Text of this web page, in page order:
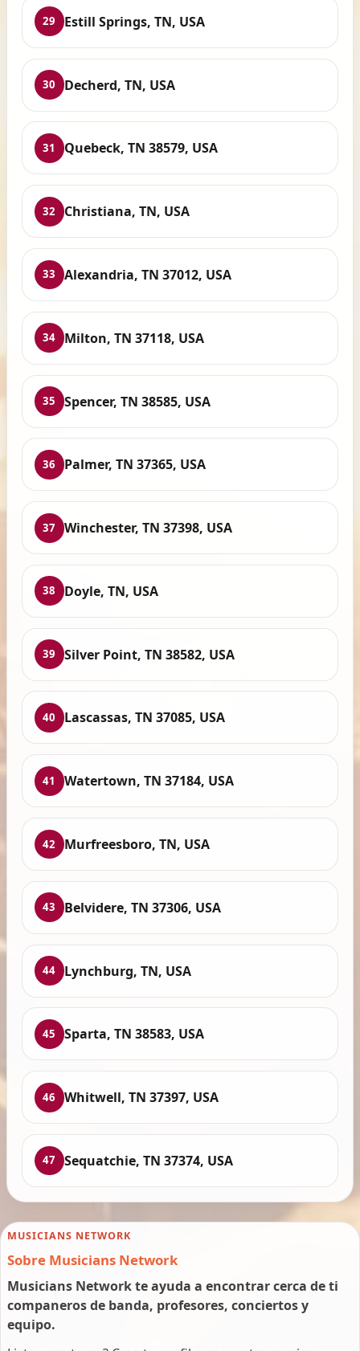
29 Estill Springs, TN, USA
30 Decherd, TN, USA
31 Quebeck, TN 38579, USA
32 Christiana, TN, USA
33 Alexandria, TN 37012, USA
34 Milton, TN 37118, USA
35 Spencer, TN 38585, USA
36 Palmer, TN 37365, USA
37 Winchester, TN 37398, USA
38 Doyle, TN, USA
39 Silver Point, TN 38582, USA
40 Lascassas, TN 37085, USA
41 Watertown, TN 37184, USA
42 Murfreesboro, TN, USA
43 Belvidere, TN 37306, USA
44 Lynchburg, TN, USA
45 Sparta, TN 38583, USA
46 Whitwell, TN 37397, USA
47 Sequatchie, TN 37374, USA
MUSICIANS NETWORK
Sobre Musicians Network
Musicians Network te ayuda a encontrar cerca de ti
companeros de banda, profesores, conciertos y
equipo.